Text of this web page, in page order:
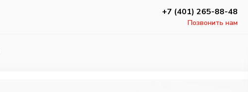
+7 (401) 265-88-48
Позвонить нам